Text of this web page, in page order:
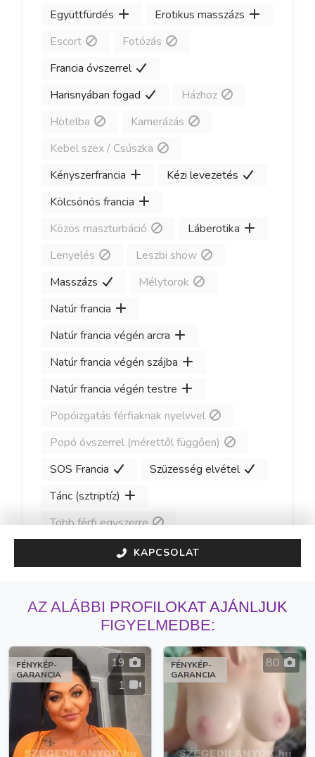
Együttfürdés
Erotikus masszázs
Escort
Fotózás
Francia óvszerrel
Harisnyában fogad
Házhoz
Hotelba
Kamerázás
Kebel szex / Csúszka
Kényszerfrancia
Kézi levezetés
Kölcsönös francia
Közös maszturbáció
Láberotika
Lenyelés
Leszbi show
Masszázs
Mélytorok
Natúr francia
Natúr francia végén arcra
Natúr francia végén szájba
Natúr francia végén testre
Popóizgatás férfiaknak nyelvvel
Popó óvszerrel (mérettől függően)
SOS Francia
Szüzesség elvétel
Tánc (sztriptíz)
Több férfi egyszerre
KAPCSOLAT
AZ ALÁBBI PROFILOKAT AJÁNLJUK
FIGYELMEDBE:
FÉNYKÉP-
GARANCIA
19
1
FÉNYKÉP-
GARANCIA
80